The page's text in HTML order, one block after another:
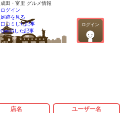
成田・富里 グルメ情報
ログイン
ログイン
足跡を見る
口コミした記事
QandAした記事
店名 ユーザー名